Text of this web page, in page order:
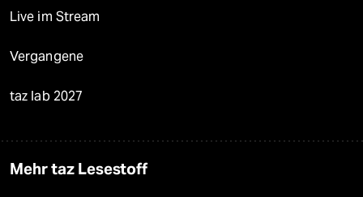
Live im Stream
Vergangene
taz lab 2027
Mehr taz Lesestoff